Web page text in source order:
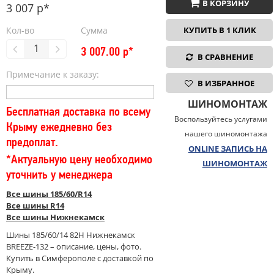
3 007 р*
Кол-во Сумма
3 007.00 р*
Примечание к заказу:
Бесплатная доставка по всему
Крыму ежедневно без
предоплат.
*Актуальную цену необходимо
уточнить у менеджера
Все шины 185/60/R14
Все шины R14
Все шины Нижнекамск
Шины 185/60/14 82H Нижнекамск
BREEZE-132 – описание, цены, фото.
Купить в Симферополе с доставкой по
Крыму.
В КОРЗИНУ
КУПИТЬ В 1 КЛИК
В СРАВНЕНИЕ
В ИЗБРАННОЕ
ШИНОМОНТАЖ
Воспользуйтесь услугами
нашего шиномонтажа
ONLINE ЗАПИСЬ НА
ШИНОМОНТАЖ